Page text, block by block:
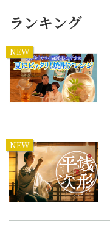
ランキング
NEW
NEW